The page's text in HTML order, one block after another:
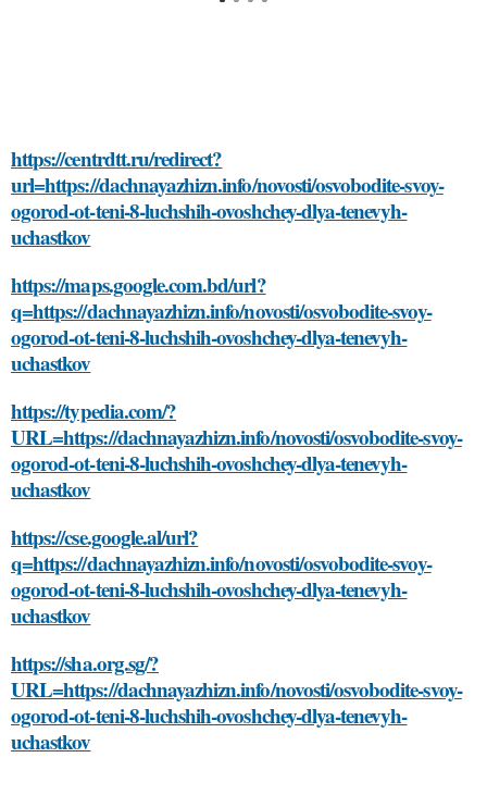
https://centrdtt.ru/redirect?
url=https://dachnayazhizn.info/novosti/osvobodite-svoy-
ogorod-ot-teni-8-luchshih-ovoshchey-dlya-tenevyh-
uchastkov
https://maps.google.com.bd/url?
q=https://dachnayazhizn.info/novosti/osvobodite-svoy-
ogorod-ot-teni-8-luchshih-ovoshchey-dlya-tenevyh-
uchastkov
https://typedia.com/?
URL=https://dachnayazhizn.info/novosti/osvobodite-svoy-
ogorod-ot-teni-8-luchshih-ovoshchey-dlya-tenevyh-
uchastkov
https://cse.google.al/url?
q=https://dachnayazhizn.info/novosti/osvobodite-svoy-
ogorod-ot-teni-8-luchshih-ovoshchey-dlya-tenevyh-
uchastkov
https://sha.org.sg/?
URL=https://dachnayazhizn.info/novosti/osvobodite-svoy-
ogorod-ot-teni-8-luchshih-ovoshchey-dlya-tenevyh-
uchastkov